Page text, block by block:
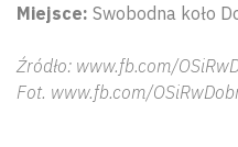
Miejsce: Swobodna koło
Źródło: www.fb.com/
Fot. www.fb.com/